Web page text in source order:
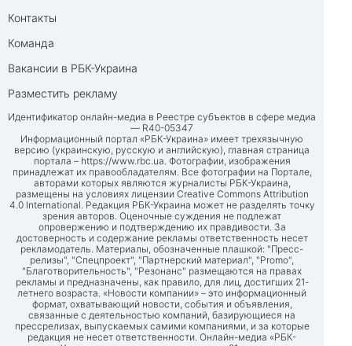
Контакты
Команда
Вакансии в РБК-Украина
Разместить рекламу
Идентификатор онлайн-медиа в Реестре субъектов в сфере медиа
— R40-05347
Информационный портал «РБК-Украина» имеет трехязычную
версию (украинскую, русскую и английскую), главная страница
портала – https://www.rbc.ua. Фотографии, изображения
принадлежат их правообладателям. Все фотографии на Портале,
авторами которых являются журналисты РБК-Украина,
размещены на условиях лицензии Creative Commons Attribution
4.0 International. Редакция РБК-Украина может не разделять точку
зрения авторов. Оценочные суждения не подлежат
опровержению и подтверждению их правдивости. За
достоверность и содержание рекламы ответственность несет
рекламодатель. Материалы, обозначенные плашкой: "Пресс-
релизы", "Спецпроект", "Партнерский материал", "Promo",
"Благотворительность", "Резонанс" размещаются на правах
рекламы и предназначены, как правило, для лиц, достигших 21-
летнего возраста. «Новости компании» – это информационный
формат, охватывающий новости, события и объявления,
связанные с деятельностью компаний, базирующиеся на
прессрелизах, выпускаемых самими компаниями, и за которые
редакция не несет ответственности. Онлайн-медиа «РБК-